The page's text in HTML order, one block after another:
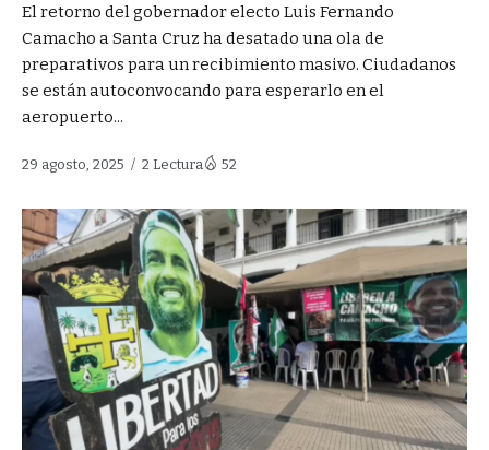
El retorno del gobernador electo Luis Fernando
Camacho a Santa Cruz ha desatado una ola de
preparativos para un recibimiento masivo. Ciudadanos
se están autoconvocando para esperarlo en el
aeropuerto...
29 agosto, 2025 2 Lectura 52